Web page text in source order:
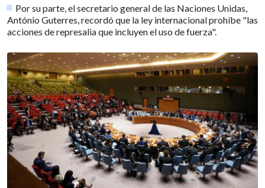
Por su parte, el secretario general de las Naciones Unidas,
António Guterres, recordó que la ley internacional prohíbe "las
acciones de represalia que incluyen el uso de fuerza".